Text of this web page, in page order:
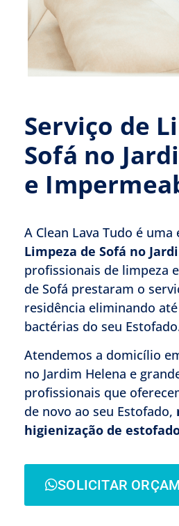
Serviço de
Sofá no
e
A Clean Lava Tudo é uma
Limpeza de Sofá no
profissionais de limpeza
de Sofá prestaram o
residência eliminando
bactérias do seu
Atendemos a domicílio
no Jardim Helena e
profissionais que
de novo ao seu Estofado,
higienização de
SOLICITAR